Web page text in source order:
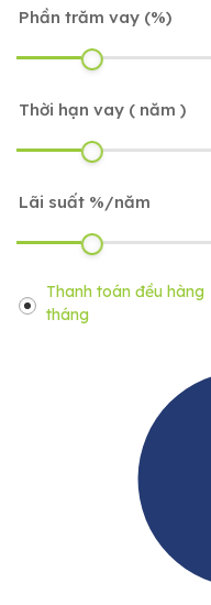
Phần trăm vay (%)
Thời hạn vay ( năm )
Lãi suất %/năm
Thanh toán đều hàng
tháng